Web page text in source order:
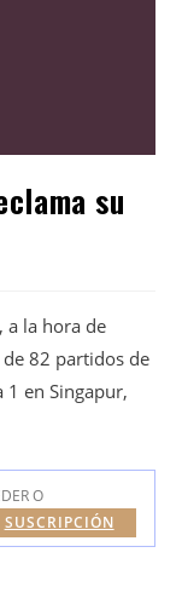
su
a la hora de
82 partidos de
en Singapur,
O
SUSCRIPCIÓN